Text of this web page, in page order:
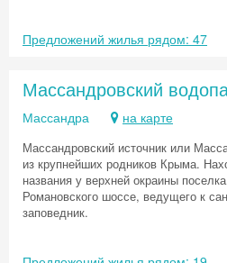
Предложений жилья рядом: 47
Массандровский
Массандра на карте
Массандровский источник или
из крупнейших родников Крыма.
названия у верхней окраины
Романовского шоссе, ведущего к
заповедник.